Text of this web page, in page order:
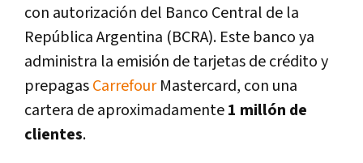
con autorización del Banco Central de la
República Argentina (BCRA). Este banco ya
administra la emisión de tarjetas de crédito y
prepagasCarrefourMastercard, con una
cartera de aproximadamente1 millón de
clientes.